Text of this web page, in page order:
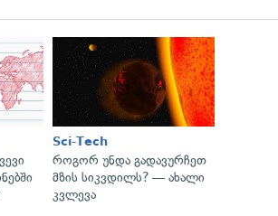
Sci-Tech
როგორ უნდა გადავურჩეთ
მზის სიკვდილს? — ახალი
კვლევა